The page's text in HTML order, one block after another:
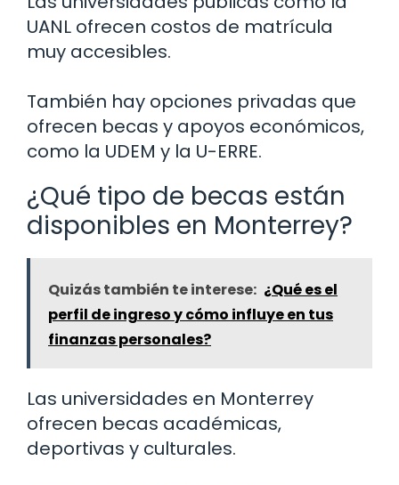
UANL ofrecen costos de matrícula
muy accesibles.
También hay opciones privadas que
ofrecen becas y apoyos económicos,
como la UDEM y la U-ERRE.
¿Qué tipo de becas están
disponibles en Monterrey?
Quizás también te interese: ¿Qué es el
perfil de ingreso y cómo influye en tus
finanzas personales?
Las universidades en Monterrey
ofrecen becas académicas,
deportivas y culturales.